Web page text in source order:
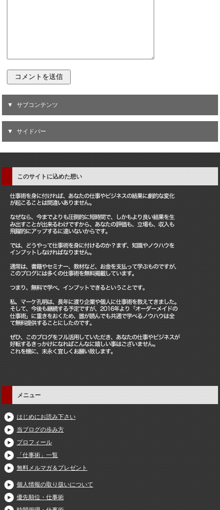
サブコンテンツ
サイドバー
このサイトに込めた想い
メニュー
はじめにお読み下さい
当ブログの歩み方
プロフィール
「仕事術」一覧
無料メルマガ＆プレゼント
個人情報の取り扱いについて
優先順位・仕事術